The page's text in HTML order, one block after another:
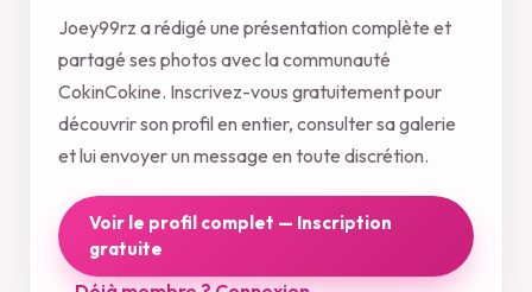
Joey99rz a rédigé une présentation complète et
partagé ses photos avec la communauté
CokinCokine. Inscrivez-vous gratuitement pour
découvrir son profil en entier, consulter sa galerie
et lui envoyer un message en toute discrétion.
Voir le profil complet — Inscription
gratuite